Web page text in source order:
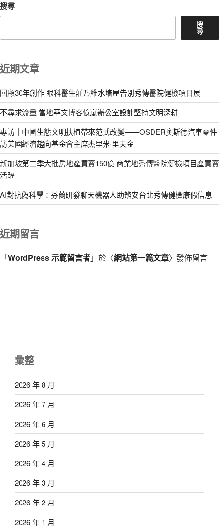
搜尋
搜
尋
近期文章
回顧30年創作 眼科醫生莊乃維水墻屋告別秀傳醫院健檢項目展
不尋求流量 當地華文博客億嵐辦公室設計堅持文明深耕
專訪｜中國生態文明扶植帶來范式改變——OSDER奧斯德汽車零件
訪美國經濟趨向基金會主席杰里米·里夫金
新加坡第二季大批房地產買賣150億 商業地秀傳醫院健檢項目產買賣
活躍
AI對抗偽科學：芬蘭研發聊天機器人助辨安台北秀傳健檢康假信息
近期留言
「WordPress 示範留言者」於〈網站第一篇文章〉發佈留言
彙整
2026 年 8 月
2026 年 7 月
2026 年 6 月
2026 年 5 月
2026 年 4 月
2026 年 3 月
2026 年 2 月
2026 年 1 月